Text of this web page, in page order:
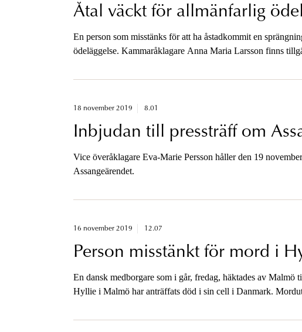
Åtal väckt för allmänfarlig
En person som misstänks för att ha åstadkommit en
ödeläggelse. Kammaråklagare Anna Maria Larsson finns
18 november 2019 8.01
Inbjudan till pressträff om
Vice överåklagare Eva-Marie Persson håller den 19
Assangeärendet.
16 november 2019 12.07
Person misstänkt för mord i
En dansk medborgare som i går, fredag, häktades av Malmö
Hyllie i Malmö har anträffats död i sin cell i Danmark.